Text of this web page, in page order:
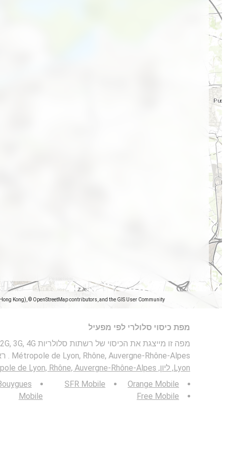
Kong), © OpenStreetMap contributors, and the GIS User Community
מפת כיסוי סלולרי לפי מפעיל
Métropole de Lyon, Rhône, Auvergne-Rhône-Alpes . ראו גם: מפת מהירות בנייד ב-
Lyon, ליון, Métropole de Lyon, Rhône, Auvergne-Rhône-Alpes
Orange Mobile
Free Mobile
SFR Mobile
Mobile